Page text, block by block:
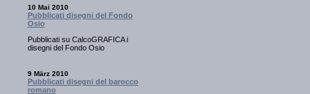
10 Mai 2010
Pubblicati disegni del Fondo
Osio
Pubblicati su CalcoGRAFICA i
disegni del Fondo Osio
9 März 2010
Pubblicati disegni del barocco
romano